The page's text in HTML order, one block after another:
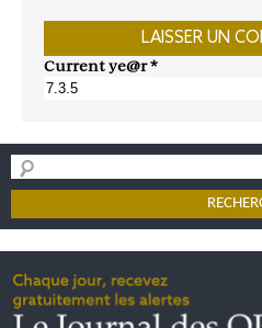
Current ye@r*